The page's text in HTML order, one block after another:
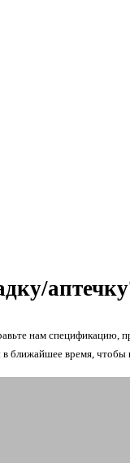
нам спецификацию,
ближайшее время, чтобы